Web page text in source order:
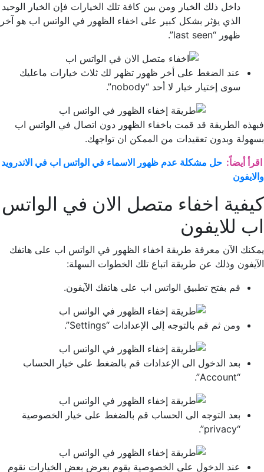
داخل ذلك الخيار ومن بين كافة تلك الخيارات فإن الخيار الوحيد
الذي يؤثر بشكل كبير على اخفاء الظهور في الواتس اب هو آخر
ظهور “last seen”.
عند الضغط على أخر ظهور تظهر لك ثلاث خيارات ماعليك
سوى إختيار خيار لا أحد “nobody”.
فبهذه الطريقة قد قمت باخفاء الظهور دون اتصال في الواتس اب
بسهولة وبدون تعقيدات من الممكن ان تواجهك.
اقرأ أيضاً: حل مشكلة عدم ظهور الاسماء في الواتس اب في الاندرويد
والايفون
كيفية اخفاء متصل الان في الواتس
اب للايفون
يمكنك الآن معرفة طريقة اخفاء الظهور في الواتس اب على هاتفك
الآيفون وذلك عن طريقة اتباع تلك الخطوات السهلة:
قم بفتح تطبيق الواتس اب على هاتفك الآيفون.
ومن ثم قم بالتوجه إلى الإعدادات “Settings”.
بعد الدخول الى الإعدادات قم بالضغط على خيار الحساب
“Account”.
بعد التوجه الى الحساب قم بالضغط على خيار الخصوصية
“privacy”.
عند الدخول على الخصوصية يقوم بعرض بعض الخيارات نقوم